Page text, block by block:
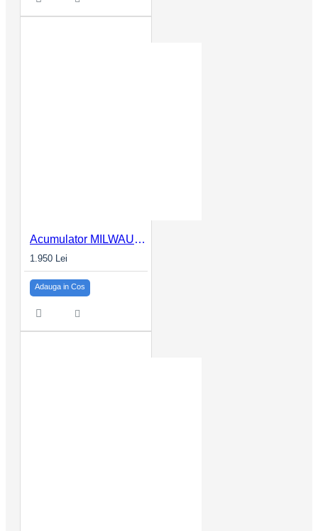
Acumulator MILWAUKEE 12Ah, M18HB12
1.950 Lei
Adauga in Cos